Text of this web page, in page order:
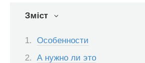
Зміст
Особенности
А нужно ли это